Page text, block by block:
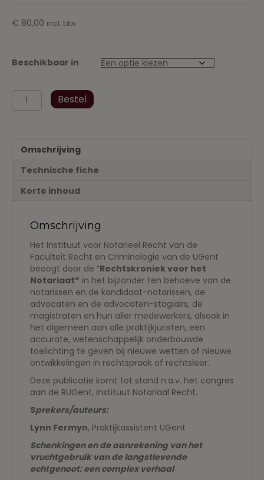
€ 80,00 incl. btw
Beschikbaar in
Abonnement:
Rechtskroniek
Deel
36
aantal
Bestel
Omschrijving
Technische fiche
Korte inhoud
Omschrijving
Het Instituut voor Notarieel Recht van de
Faculteit Recht en Criminologie van de UGent
beoogt door de “Rechtskroniek voor het
Notariaat” in het bijzonder ten behoeve van de
notarissen en de kandidaat-notarissen, de
advocaten en de advocaten-stagiairs, de
magistraten en hun aller medewerkers, alsook in
het algemeen aan alle praktijkjuristen, een
accurate, wetenschappelijk onderbouwde
toelichting te geven bij nieuwe wetten of nieuwe
ontwikkelingen in rechtspraak of rechtsleer.
Deze publicatie komt tot stand n.a.v. het congres
aan de RUGent, Instituut Notariaal Recht.
Sprekers/auteurs:
Lynn Fermyn, Praktijkassistent UGent
Schenkingen en de aanrekening van het
vruchtgebruik van de langstlevende
echtgenoot: een complex verhaal